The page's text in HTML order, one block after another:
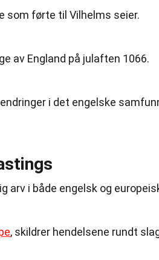
som førte til Vilhelms seier.
av England på julaften 1066.
i det engelske
arv i både engelsk og
, skildrer hendelsene rundt